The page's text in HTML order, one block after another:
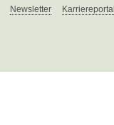
Newsletter Karriereportal